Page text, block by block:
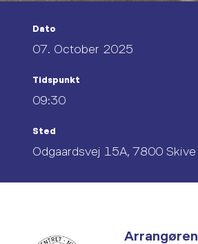
Dato
07. October 2025
Tidspunkt
09:30
Sted
Odgaardsvej 15A, 7800 Skive
Arrangøren